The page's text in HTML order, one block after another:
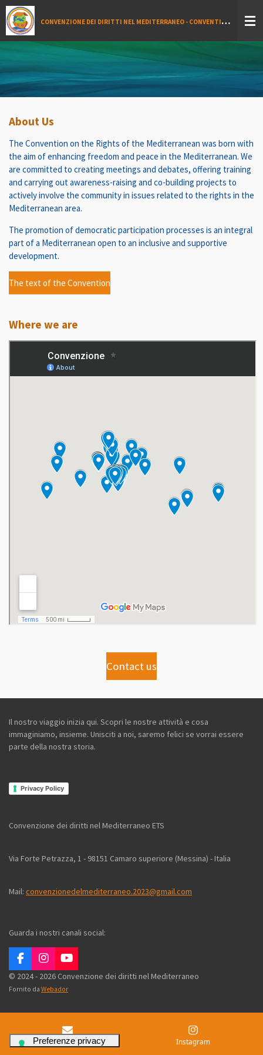
Vai
al
contenuto
principale
C
ONVENZIONE DEI DIRITTI NEL MEDITERRANEO - CONVENTION DES DROITS EN MÉDITERRANEÉ - MEDITERRANEAN CONVENTION ON HUMAN RIGHTS - اتفاقية حقوق الإنسان في البحر الأبيض المتوسط
About Us
The Convention on the Rights of the Mediterranean was born with
the aim of enhancing freedom and peace in the Mediterranean. We
are committed to creating meetings and debates, offering training
and carrying out awareness-raising and co-building projects to
actively involve the community in issues related to the rights in the
Mediterranean area.
The promotion of democratic participation processes is an integral
part of a Mediterranean open to an inclusive and supportive
development.
The text of the Convention
Where we are
Contact us
Il nostro viaggio inizia qui. Scopri le nostre attività e cosa
immaginiamo, insieme. Unisciti a noi, saremo felici se vorrai essere
parte della nostra storia.
Privacy Policy
Convenzione dei diritti nel Mediterraneo ETS
Via Forte Petrazza, 1 - 98151 Camaro superiore (Messina) - Italia
Mail: convenzionedelmediterraneo.2023@gmail.com
Guarda i nostri canali social:
F
a
c
e
o
k
I
n
s
t
g
a
m
Y
o
T
b
e
© 2024 - 2026 Convenzione dei diritti nel Mediterraneo
Fornito da Webador
Email Instagram